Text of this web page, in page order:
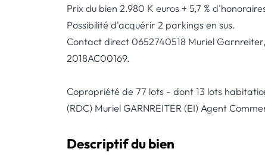
Prix du bien 2.980 K euros + 5,7 %
Possibilité d'acquérir 2 parkings en sus.
Contact direct 0652740518 Muriel
2018AC00169.
Copropriété de 77 lots - dont 13 lots
(RDC) Muriel GARNREITER (EI) Agent
Descriptif du bien